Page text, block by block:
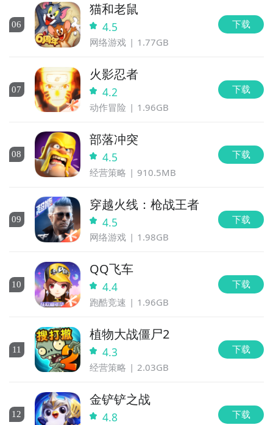
06
猫和老鼠
4.5
网络游戏 1.77GB
下载
07
火影忍者
4.2
动作冒险 1.96GB
下载
08
部落冲突
4.5
经营策略 910.5MB
下载
09
穿越火线：枪战王者
4.5
网络游戏 1.98GB
下载
10
QQ飞车
4.4
跑酷竞速 1.96GB
下载
11
植物大战僵尸2
4.3
经营策略 2.03GB
下载
12
金铲铲之战
4.8 下载